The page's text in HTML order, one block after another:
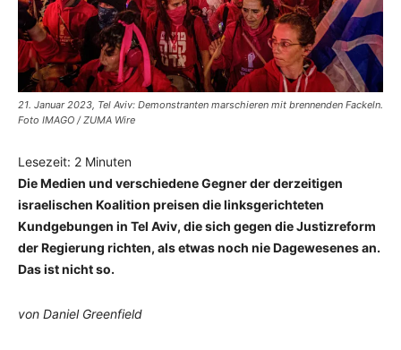
21. Januar 2023, Tel Aviv: Demonstranten marschieren mit brennenden Fackeln.
Foto IMAGO / ZUMA Wire
Lesezeit: 2 Minuten
Die Medien und verschiedene Gegner der derzeitigen
israelischen Koalition preisen die linksgerichteten
Kundgebungen in Tel Aviv, die sich gegen die Justizreform
der Regierung richten, als etwas noch nie Dagewesenes an.
Das ist nicht so.
von Daniel Greenfield